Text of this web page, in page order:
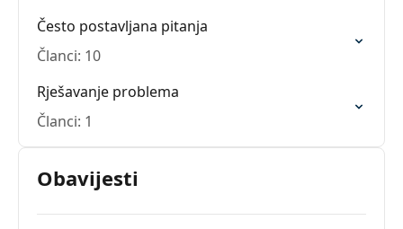
Često postavljana pitanja
Članci: 10
Rješavanje problema
Članci: 1
Obavijesti